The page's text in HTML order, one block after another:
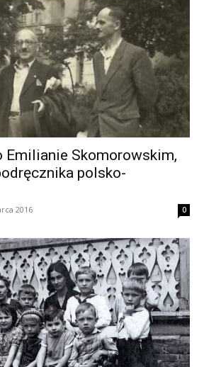
Emilianie Skomorowskim,
polsko-
2016 0